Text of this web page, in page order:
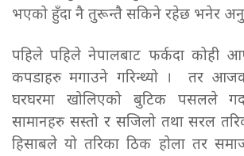
भएको हुँदा नै तुरून्तै सकिने रहेछ भनेर
पहिले पहिले नेपालबाट फर्कदा कोही
कपडाहरु मगाउने गरिन्थ्यो । तर
घरघरमा खोलिएको बुटिक पसलले
सामानहरु सस्तो र सजिलो तथा सरल
हिसाबले यो तरिका ठिक होला तर